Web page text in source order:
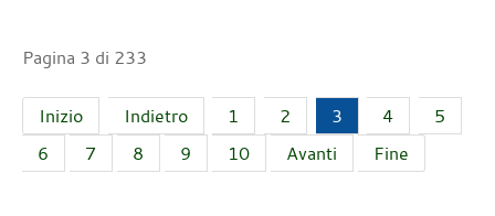
Pagina 3 di 233
Inizio Indietro 1 2 3 4
5
6
7 8 9 10 Avanti Fine